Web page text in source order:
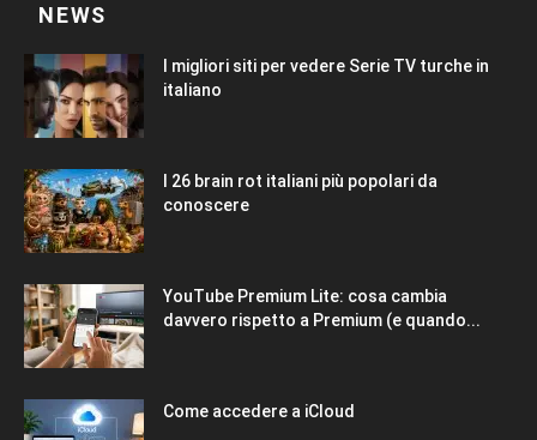
NEWS
I migliori siti per vedere Serie TV turche in
italiano
I 26 brain rot italiani più popolari da
conoscere
YouTube Premium Lite: cosa cambia
davvero rispetto a Premium (e quando...
Come accedere a iCloud